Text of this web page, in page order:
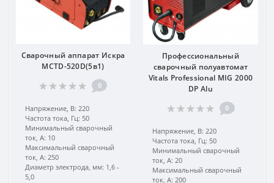
Сварочный аппарат Искра
MCTD-520D(5в1)
0
Напряжение, В: 220
Частота тока, Гц: 50
Минимальный сварочный
ток, А: 10
Максимальный сварочный
ток, А: 250
Диаметр электрода, мм: 1,6 -
5,0
Профессиональный
сварочный полуавтомат
Vitals Professional MIG 2000
DP Alu
0
Напряжение, В: 220
Частота тока, Гц: 50
Минимальный сварочный
ток, А: 20
Максимальный сварочный
ток, А: 200